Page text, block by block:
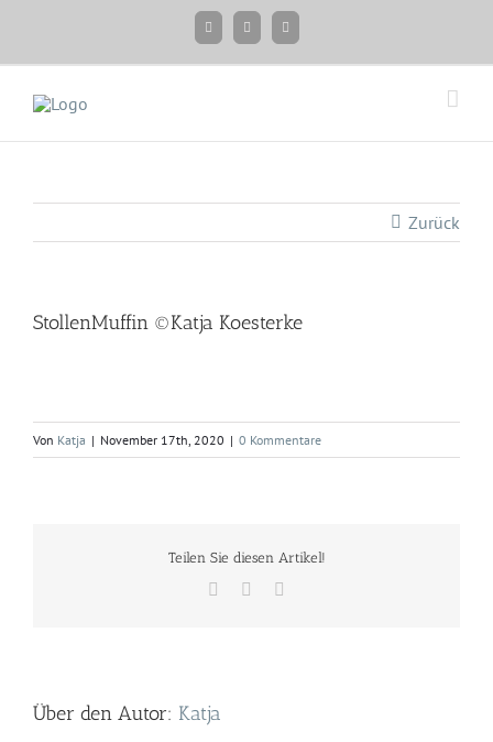
FacebookInstagramTwitter
Zurück
StollenMuffin ©Katja Koesterke
Von Katja | November 17th, 2020 | 0 Kommentare
Teilen Sie diesen Artikel!
Facebook
Twitter
Über den Autor: Katja